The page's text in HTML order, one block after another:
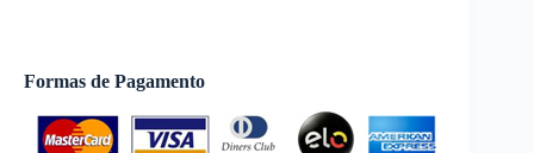
Formas de Pagamento